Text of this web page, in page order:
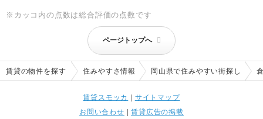
※カッコ内の点数は総合評価の点数です
ページトップへ
賃貸の物件を探す 住みやすさ情報 岡山県で住みやすい街探し
賃貸スモッカ
サイトマップ
お問い合わせ |賃貸広告の掲載